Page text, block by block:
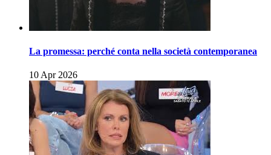
La promessa: perché conta nella società contemporanea
10 Apr 2026